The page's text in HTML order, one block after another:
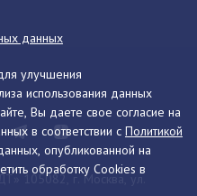
улучшения
использования данных
Вы даете свое согласие на
в соответствии с Политикой
опубликованной на
обработку Cookies в
105082, г. Москва, ул.
данных